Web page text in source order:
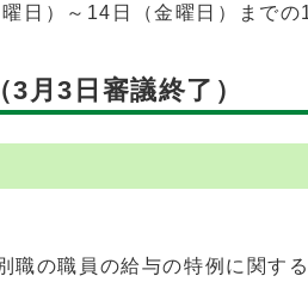
日）～14日（金曜日）までの
月3日審議終了）
の職員の給与の特例に関す